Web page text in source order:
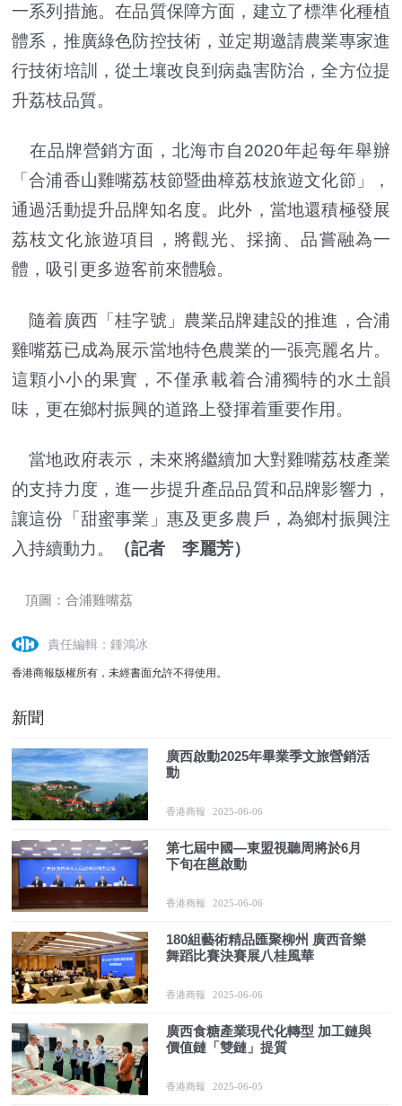
一系列措施。在品質保障方面，建立了標準化種植
體系，推廣綠色防控技術，並定期邀請農業專家進
行技術培訓，從土壤改良到病蟲害防治，全方位提
升荔枝品質。
在品牌營銷方面，北海市自2020年起每年舉辦
「合浦香山雞嘴荔枝節暨曲樟荔枝旅遊文化節」，
通過活動提升品牌知名度。此外，當地還積極發展
荔枝文化旅遊項目，將觀光、採摘、品嘗融為一
體，吸引更多遊客前來體驗。
隨着廣西「桂字號」農業品牌建設的推進，合浦
雞嘴荔已成為展示當地特色農業的一張亮麗名片。
這顆小小的果實，不僅承載着合浦獨特的水土韻
味，更在鄉村振興的道路上發揮着重要作用。
當地政府表示，未來將繼續加大對雞嘴荔枝產業
的支持力度，進一步提升產品品質和品牌影響力，
讓這份「甜蜜事業」惠及更多農戶，為鄉村振興注
入持續動力。
（記者 李麗芳）
頂圖：合浦雞嘴荔
責任編輯：鍾鴻冰
香港商報版權所有，未經書面允許不得使用。
新聞
廣西啟動2025年畢業季文旅營銷活
動
香港商報 2025-06-06
第七屆中國—東盟視聽周將於6月
下旬在邕啟動
香港商報 2025-06-06
180組藝術精品匯聚柳州 廣西音樂
舞蹈比賽決賽展八桂風華
香港商報 2025-06-06
廣西食糖產業現代化轉型 加工鏈與
價值鏈「雙鏈」提質
香港商報 2025-06-05